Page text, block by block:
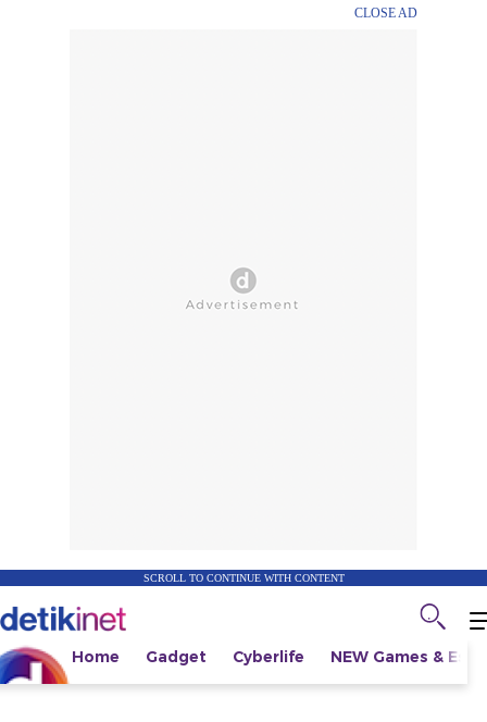
CLOSE AD
SCROLL TO CONTINUE WITH CONTENT
Home Gadget Cyberlife NEW Games &